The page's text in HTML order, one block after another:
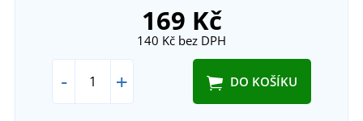
169 Kč
140 Kč bez DPH
- + DO KOŠÍKU